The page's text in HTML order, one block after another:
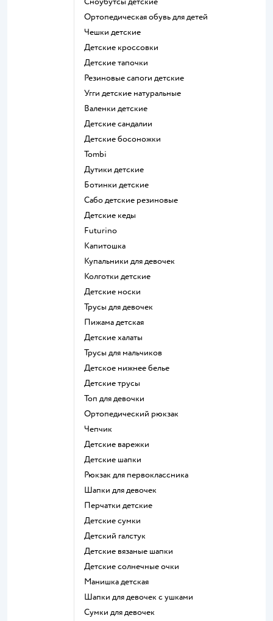
Ортопедическая обувь для детей
Чешки детские
Детские кроссовки
Детские тапочки
Резиновые сапоги детские
Угги детские натуральные
Валенки детские
Детские сандалии
Детские босоножки
Tombi
Дутики детские
Ботинки детские
Сабо детские резиновые
Детские кеды
Futurino
Капитошка
Купальники для девочек
Колготки детские
Детские носки
Трусы для девочек
Пижама детская
Детские халаты
Трусы для мальчиков
Детское нижнее белье
Детские трусы
Топ для девочки
Ортопедический рюкзак
Чепчик
Детские варежки
Детские шапки
Рюкзак для первоклассника
Шапки для девочек
Перчатки детские
Детские сумки
Детский галстук
Детские вязаные шапки
Детские солнечные очки
Манишка детская
Шапки для девочек с ушками
Сумки для девочек